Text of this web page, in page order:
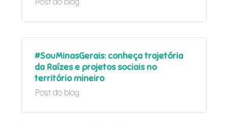
#SouMinasGerais: conheça trajetória
da Raízes e projetos sociais no
território mineiro
Post do blog